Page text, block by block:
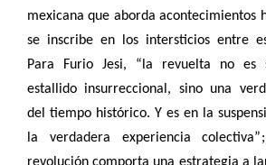
mexicana que aborda acontecimientos
se inscribe en los intersticios entre
Para Furio Jesi, “la revuelta no es
estallido insurreccional, sino una
del tiempo histórico. Y es en la
la verdadera experiencia